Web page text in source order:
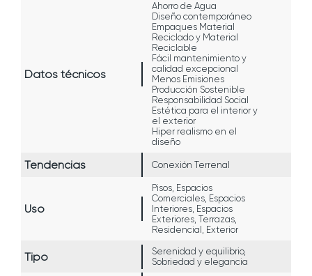
Datos técnicos
Ahorro de Agua
Diseño contemporáneo
Empaques Material
Reciclado y Material
Reciclable
Fácil mantenimiento y
calidad excepcional
Menos Emisiones
Producción Sostenible
Responsabilidad Social
Estética para el interior y
el exterior
Hiper realismo en el
diseño
Tendencias Conexión Terrenal
Uso
Pisos, Espacios
Comerciales, Espacios
Interiores, Espacios
Exteriores, Terrazas,
Residencial, Exterior
Tipo
Serenidad y equilibrio,
Sobriedad y elegancia